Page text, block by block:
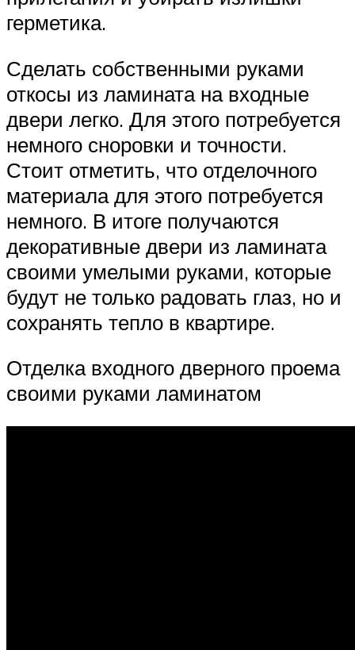
герметика.
Сделать собственными руками
откосы из ламината на входные
двери легко. Для этого потребуется
немного сноровки и точности.
Стоит отметить, что отделочного
материала для этого потребуется
немного. В итоге получаются
декоративные двери из ламината
своими умелыми руками, которые
будут не только радовать глаз, но и
сохранять тепло в квартире.
Отделка входного дверного проема
своими руками ламинатом